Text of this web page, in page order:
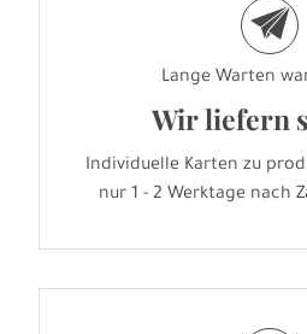
e
Lange Warten
Wir liefern
Individuelle Karten zu
nur 1 - 2 Werktage nach